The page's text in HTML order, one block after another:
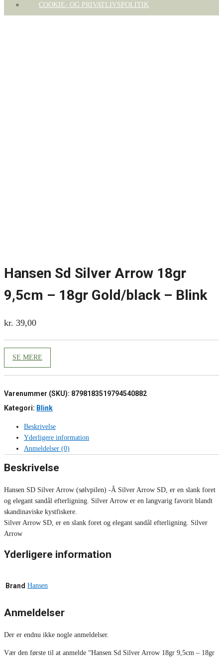
COOKIE- OG PRIVATLIVSPOLITIK
Hansen Sd Silver Arrow 18gr
9,5cm – 18gr Gold/black – Blink
kr. 39,00
SE MERE
Varenummer (SKU): 8798183519794540882
Kategori: Blink
Beskrivelse
Yderligere information
Anmeldelser (0)
Beskrivelse
Hansen SD Silver Arrow (sølvpilen) -Â Silver Arrow SD, er en slank foret
og elegant sandål efterligning. Silver Arrow er en langvarig favorit blandt
skandinaviske kystfiskere.
Silver Arrow SD, er en slank foret og elegant sandål efterligning. Silver
Arrow
Yderligere information
Brand Hansen
Anmeldelser
Der er endnu ikke nogle anmeldelser.
Vær den første til at anmelde “Hansen Sd Silver Arrow 18gr 9,5cm – 18gr